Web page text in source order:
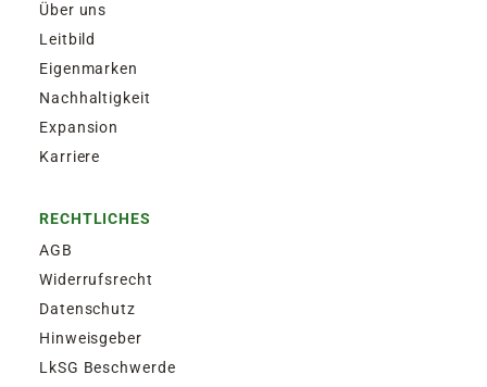
Über uns
Leitbild
Eigenmarken
Nachhaltigkeit
Expansion
Karriere
RECHTLICHES
AGB
Widerrufsrecht
Datenschutz
Hinweisgeber
LkSG Beschwerde